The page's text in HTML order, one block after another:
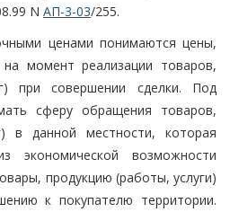
N АП-3-03/255.
ценами понимаются цены,
момент реализации товаров,
при совершении сделки. Под
сферу обращения товаров,
в данной местности, которая
экономической возможности
продукцию (работы, услуги)
к покупателю территории.